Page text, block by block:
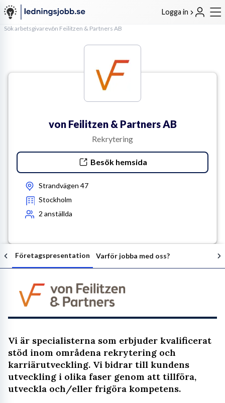
Logga in
Sök arbetsgivarevon Feilitzen & Partners AB
von Feilitzen & Partners AB
Rekrytering
Besök hemsida
Strandvägen 47
Stockholm
2 anställda
Företagspresentation Varför jobba med oss?
Vi är specialisterna som erbjuder kvalificerat
stöd inom områdena rekrytering och
karriärutveckling. Vi bidrar till kundens
utveckling i olika faser genom att tillföra,
utveckla och/eller frigöra kompetens.